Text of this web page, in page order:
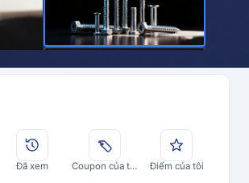
Đã xem Coupon của tôi Điểm của tôi